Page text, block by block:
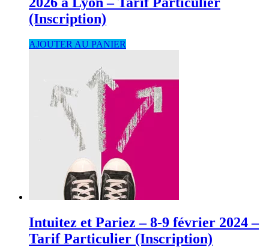
(Inscription)
AJOUTER AU PANIER
Intuitez et Pariez – 8-9 février 2024 –
Tarif Particulier (Inscription)